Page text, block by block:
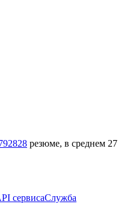
резюме, в среднем 27
сервисаСлужба